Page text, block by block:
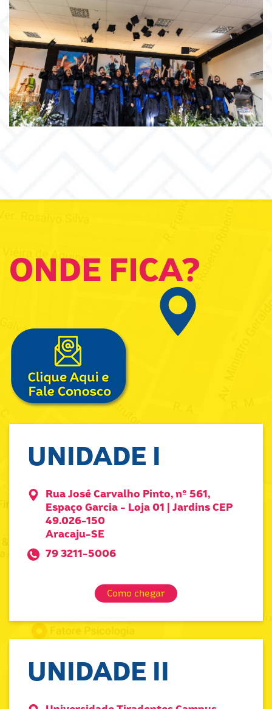
ONDE FICA?
UNIDADE I
Rua José Carvalho Pinto, nº 561,
Espaço Garcia - Loja 01 | Jardins CEP
49.026-150
Aracaju-SE
79 3211-5006
Como chegar
UNIDADE II